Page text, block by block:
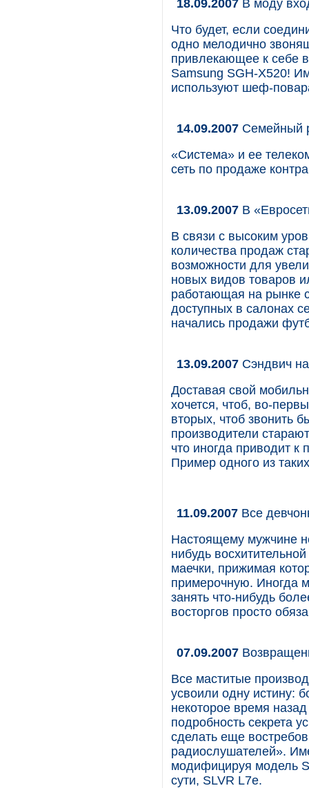
18.09.2007 В моду
Что будет, если
одно мелодично
привлекающее к себе
Samsung SGH-X520!
используют шеф-
14.09.2007 Семейный
«Система» и ее
сеть по продаже
13.09.2007 В
В связи с высоким
количества продаж
возможности для
новых видов товаров
работающая на рынке
доступных в салонах
начались продажи
13.09.2007 Сэндвич
Доставая свой
хочется, чтоб, во-
вторых, чтоб звонить
производители
что иногда приводит к
Пример одного из
11.09.2007 Все
Настоящему мужчине
нибудь
маечки, прижимая
примерочную. Иногда
занять что-нибудь
восторгов просто
07.09.2007
Все маститые
усвоили одну истину:
некоторое время
подробность секрета
сделать еще
радиослушателей».
модифицируя модель
сути, SLVR L7е.